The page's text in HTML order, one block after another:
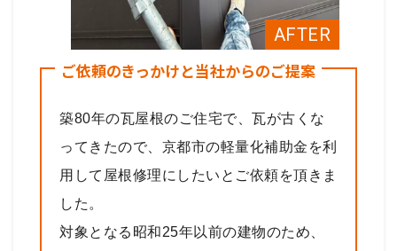
ご依頼のきっかけと当社からのご提案
築80年の瓦屋根のご住宅で、瓦が古くな
ってきたので、京都市の軽量化補助金を利
用して屋根修理にしたいとご依頼を頂きま
した。
対象となる昭和25年以前の建物のため、